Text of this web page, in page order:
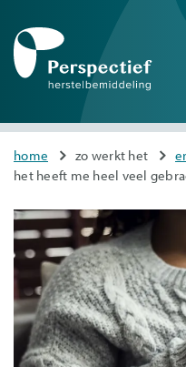
en
naar
inhoud
gaan
navigation
You
are
here
home zo werkt het
het heeft me heel veel